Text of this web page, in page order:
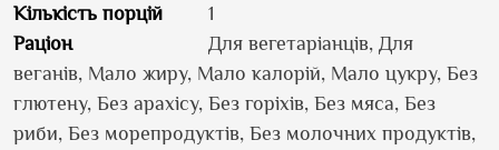
Кількість порцій
1
Раціон
Для вегетаріанців, Для
веганів, Мало жиру, Мало калорій, Мало цукру, Без
глютену, Без арахісу, Без горіхів, Без мяса, Без
риби, Без морепродуктів, Без молочних продуктів,